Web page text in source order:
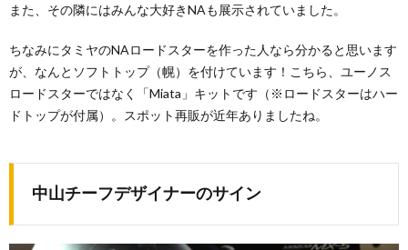
また、その隣にはみんな大好きNAも展示されていました。
ちなみにタミヤのNAロードスターを作った人なら分かると思います
が、なんとソフトトップ（幌）を付けています！こちら、ユーノス
ロードスターではなく「Miata」キットです（※ロードスターはハー
ドトップが付属）。スポット再販が近年ありましたね。
中山チーフデザイナーのサイン